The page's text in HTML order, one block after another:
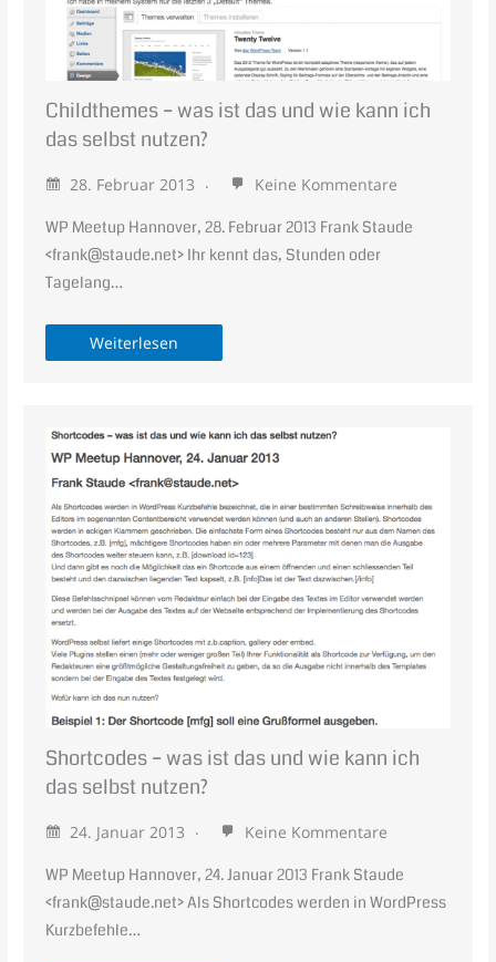
Childthemes – was ist das und wie kann ich
das selbst nutzen?
28. Februar 2013 Keine Kommentare
WP Meetup Hannover, 28. Februar 2013 Frank Staude
<frank@staude.net> Ihr kennt das, Stunden oder
Tagelang…
Weiterlesen
Shortcodes – was ist das und wie kann ich
das selbst nutzen?
24. Januar 2013 Keine Kommentare
WP Meetup Hannover, 24. Januar 2013 Frank Staude
<frank@staude.net> Als Shortcodes werden in WordPress
Kurzbefehle…